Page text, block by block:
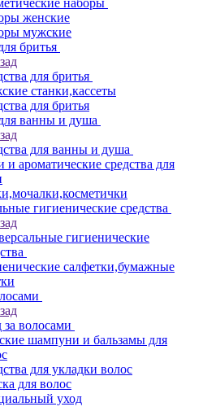
наборы
женские
мужские
бритья
для бритья
станки,кассеты
для бритья
ванны и душа
для ванны и душа
и ароматические средства для
гигиенические средства
гигиенические
салфетки,бумажные
за волосами
шампуни и бальзамы для
для укладки волос
для волос
уход